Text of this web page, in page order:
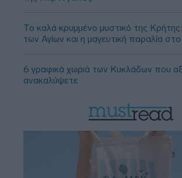
Το καλά κρυμμένο μυστικό της
των Αγίων και η μαγευτική παραλία
6 γραφικά χωριά των Κυκλάδων που
ανακαλύψετε